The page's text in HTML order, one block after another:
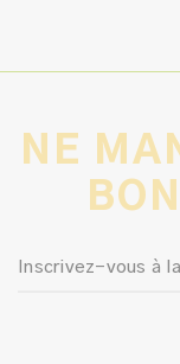
NE
Inscrivez-vous à